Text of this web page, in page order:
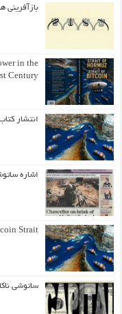
بازآفرینی
in the
Century
انتشار
اشاره
Strait
ساتوشی